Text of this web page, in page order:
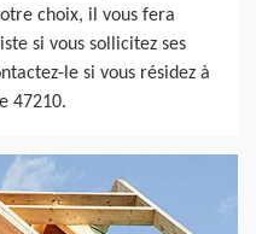
choix, il vous fera
si vous sollicitez ses
le si vous résidez à
47210.